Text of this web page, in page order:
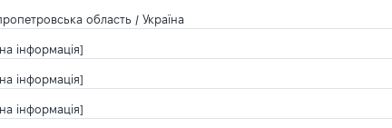
область / Україна
інформація]
інформація]
інформація]